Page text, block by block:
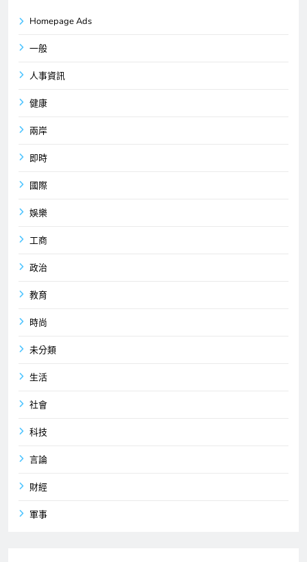
Homepage Ads
一般
人事資訊
健康
兩岸
即時
國際
娛樂
工商
政治
教育
時尚
未分類
生活
社會
科技
言論
財經
軍事